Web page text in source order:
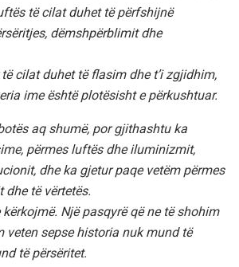
të cilat duhet të përfshijnë
dëmshpërblimit dhe
cilat duhet të flasim dhe t’i zgjidhim,
ime është plotësisht e përkushtuar.
aq shumë, por gjithashtu ka
përmes luftës dhe iluminizmit,
dhe ka gjetur paqe vetëm përmes
të vërtetës.
Një pasqyrë që ne të shohim
veten sepse historia nuk mund të
të përsëritet.